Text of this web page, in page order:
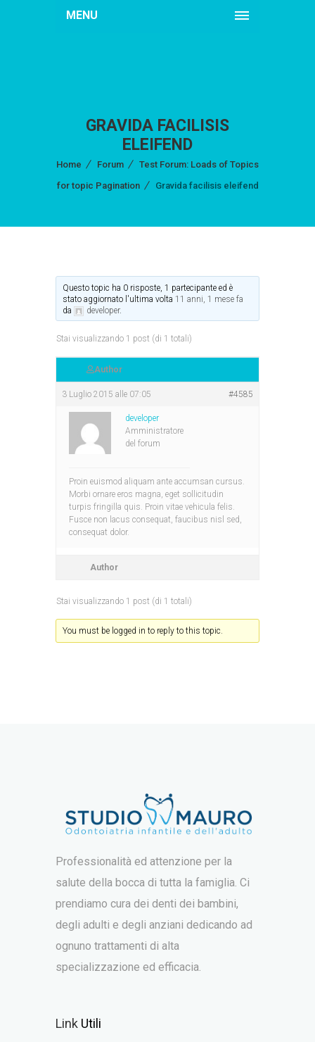
MENU
GRAVIDA FACILISIS
ELEIFEND
Home Forum
Test Forum: Loads of Topics
for topic Pagination
Gravida facilisis eleifend
Questo topic ha 0 risposte, 1 partecipante ed è
stato aggiornato l'ultima volta11 anni, 1 mese fa
da
developer.
Stai visualizzando 1 post (di 1 totali)
Author
3 Luglio 2015 alle 07:05 #4585
developer
Amministratore
del forum
Proin euismod aliquam ante accumsan cursus.
Morbi ornare eros magna, eget sollicitudin
turpis fringilla quis. Proin vitae vehicula felis.
Fusce non lacus consequat, faucibus nisl sed,
consequat dolor.
Author
Stai visualizzando 1 post (di 1 totali)
You must be logged in to reply to this topic.
Professionalità ed attenzione per la
salute della bocca di tutta la famiglia. Ci
prendiamo cura dei denti dei bambini,
degli adulti e degli anziani dedicando ad
ognuno trattamenti di alta
specializzazione ed efficacia.
Link Utili